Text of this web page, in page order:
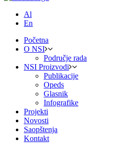
Al
En
Početna
O NSI
Područje rada
NSI Proizvodi
Publikacije
Opeds
Glasnik
Infografike
Projekti
Novosti
Saopštenja
Kontakt